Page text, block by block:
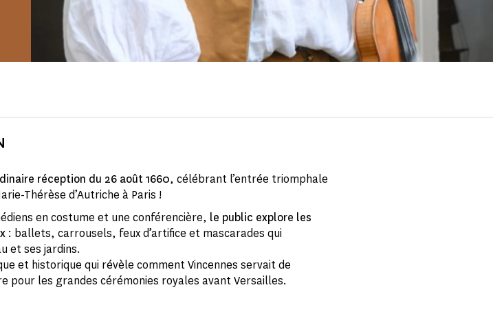
réception du 26 août 1660, célébrant l’entrée triomphale
Thérèse d’Autriche à Paris !
en costume et une conférencière, le public explore les
: ballets, carrousels, feux d’artifice et mascarades qui
et ses jardins.
et historique qui révèle comment Vincennes servait de
pour les grandes cérémonies royales avant Versailles.